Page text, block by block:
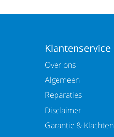
Klantenservice
Over ons
Algemeen
Reparaties
Disclaimer
Garantie & Klachten